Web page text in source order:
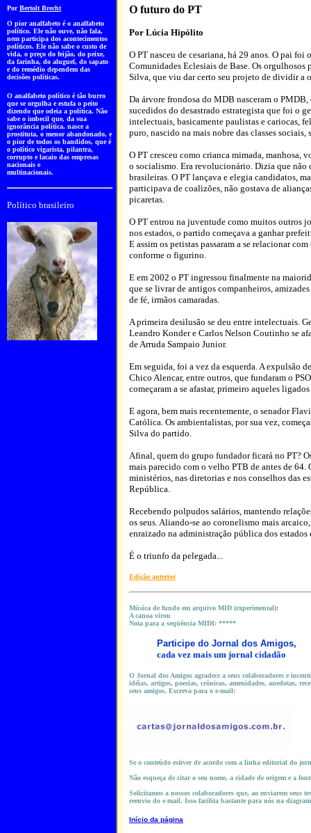
Por Bertolt Brecht
O pior analfabeto é o analfabeto
político. Ele não ouve, não fala,
nem participa dos acontecimentos
políticos. Ele não sabe o custo de
vida, o preço do feijão, do peixe,
da farinha, do aluguel, do sapato
e do remédio dependem das
decisões políticas.
O analfabeto político é tão burro
que se orgulha e estufa o peito
dizendo que odeia a política. Não
sabe o imbecil que, da sua
ignorância política, nasce a
prostituta, o menor abandonado, e
o pior de todos os bandidos, que é
o político vigarista, pilantra,
corrupto e lacaio das empresas
nacionais e
multinacionais.
Político brasileiro
O futuro do PT
Por Lúcia Hipólito
O PT nasceu de cesariana, há 29 anos. O pai
Comunidades Eclesiais de Base. Os
Silva, que viu dar certo seu projeto de dividir a
Da árvore frondosa do MDB nasceram o
sucedidos do desastrado estrategista que foi o
intelectuais, basicamente paulistas e cariocas,
puro, nascido na mais nobre das classes
O PT cresceu como crianca mimada, manhosa,
o socialismo. Era revolucionário. Dizia que não
brasileiras. O PT lançava e elegia candidatos,
participava de coalizões, não gostava de
picaretas.
O PT entrou na juventude como muitos outros
nos estados, o partido começava a ganhar
E assim os petistas passaram a se relacionar
conforme o figurino.
E em 2002 o PT ingressou finalmente na
que se livrar de antigos companheiros,
de fé, irmãos camaradas.
A primeira desilusão se deu entre intelectuais.
Leandro Konder e Carlos Nelson Coutinho se
de Arruda Sampaio Junior.
Em seguida, foi a vez da esquerda. A expulsão
Chico Alencar, entre outros, que fundaram o
começaram a se afastar, primeiro aqueles
E agora, bem mais recentemente, o senador
Católica. Os ambientalistas, por sua vez,
Silva do partido.
Afinal, quem do grupo fundador ficará no PT?
mais parecido com o velho PTB de antes de
ministérios, nas diretorias e nos conselhos das
República.
Recebendo polpudos salários, mantendo
os seus. Aliando-se ao coronelismo mais
enraizado na administração pública dos
É o triunfo da pelegada...
Edição anterior
Música de fundo em arquivo MID (experimental):
A canoa virou
Nota para a seqüência MIDI: *****
Participe do Jornal dos Amigos,
cada vez mais um jornal cidadão
O Jornal dos Amigos agradece a seus colaboradores e
idéias, artigos, poesias, crônicas, amenidades, anedotas,
seus amigos. Escreva para o e-mail:
Se o conteúdo estiver de acordo com a linha editorial do
Não esqueça de citar o seu nome, a cidade de origem e a
Solicitamos a nossos colaboradores que, ao enviarem
reenvio do e-mail. Isso facilita bastante para nós na
Início da página